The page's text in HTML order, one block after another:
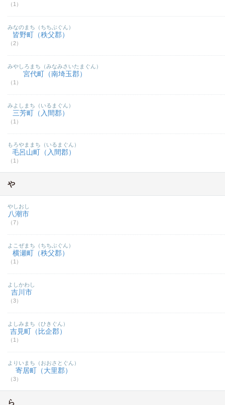
（1）
皆野町（秩父郡）
（2）
みなのまち（ちちぶぐん）
宮代町（南埼玉郡）
（1）
みやしろまち（みなみさいたまぐん）
三芳町（入間郡）
（1）
みよしまち（いるまぐん）
毛呂山町（入間郡）
（1）
もろやままち（いるまぐん）
や
八潮市
（7）
やしおし
横瀬町（秩父郡）
（1）
よこぜまち（ちちぶぐん）
吉川市
（3）
よしかわし
吉見町（比企郡）
（1）
よしみまち（ひきぐん）
寄居町（大里郡）
（3）
よりいまち（おおさとぐん）
ら